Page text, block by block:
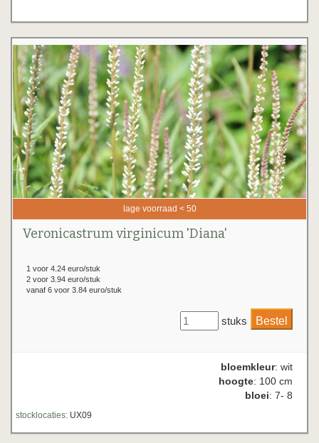
lage voorraad < 50
Veronicastrum virginicum 'Diana'
1 voor 4.24 euro/stuk
2 voor 3.94 euro/stuk
vanaf 6 voor 3.84 euro/stuk
stuks
bloemkleur: wit
hoogte: 100 cm
bloei: 7- 8
stocklocaties: UX09